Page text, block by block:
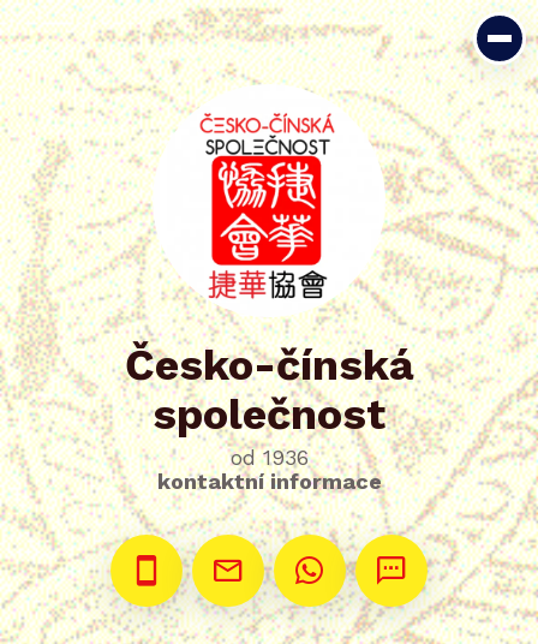
Česko-čínská
společnost
od 1936
kontaktní informace